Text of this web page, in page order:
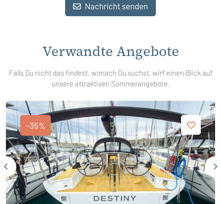
Nachricht senden
Verwandte Angebote
Falls Du nicht das findest, wonach Du suchst, wirf einen Blick auf
unsere attraktiven Sommerangebote.
-35%